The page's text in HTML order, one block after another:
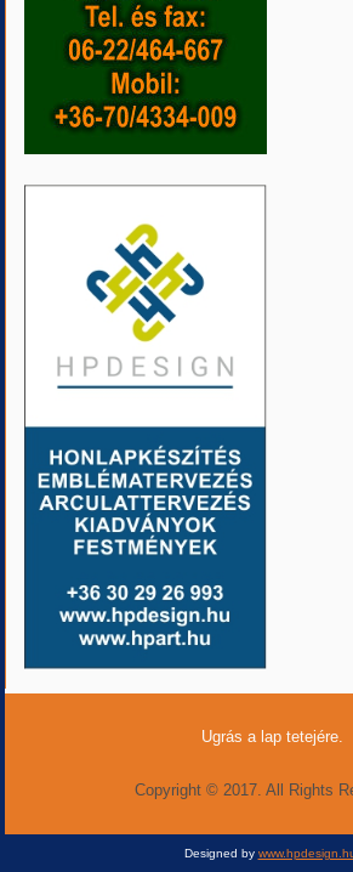
Ugrás a lap tetejére.
Copyright © 2017. All Rights
Designed by